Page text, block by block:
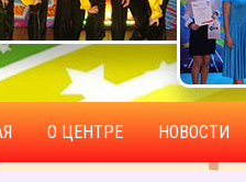
О ЦЕНТРЕ НОВОСТИ